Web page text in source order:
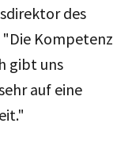
des
Die Kompetenz
gibt uns
auf eine